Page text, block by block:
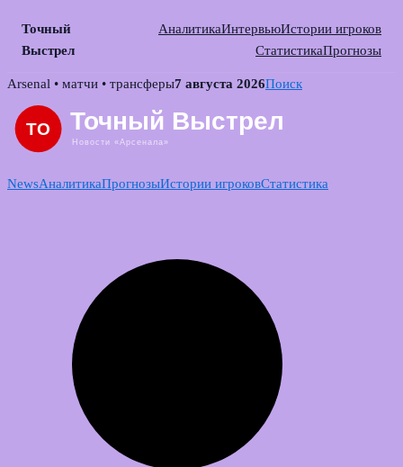
Точный
Выстрел
АналитикаИнтервьюИстории игроков
СтатистикаПрогнозы
Skip
content
Arsenal • матчи • трансферы7 августа 2026Поиск
NewsАналитикаПрогнозыИстории игроковСтатистика